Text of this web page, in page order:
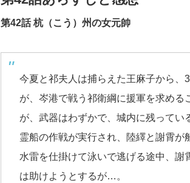
第42話 杭（こう）州の女元帥
今夏と祁夫人は捕らえた王麻子から、
が、岑港で戦う祁衛綱に援軍を求める
が、武器はわずかで、城内に残って
霊船の作戦が実行され、陸繹と謝霄が
水雷を仕掛けて泳いで逃げる途中、
は助けようとするが…。